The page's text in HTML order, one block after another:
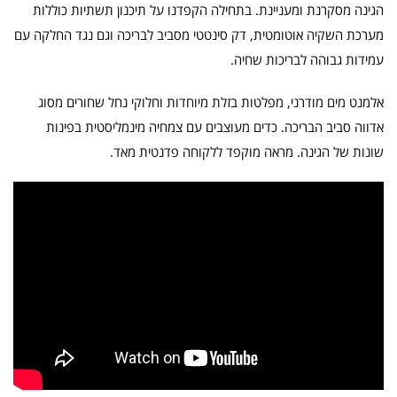
הגינה מסקרנת ומעניינת. בתחילה הקפדנו על תיכנון תשתיות כוללות
מערכת השקיה אוטומטית, דק סינטטי מסביב לבריכה וגם נגד החלקה עם
עמידות גבוהה לבריכות שחיה.
אלמנט מים מודרני, מפלטות בזלת מיוחדות וחלוקי נחל שחורים מסוג
אדווה סביב הבריכה. כדים מעוצבים עם צמחיה מינמליסטית בפינות
שונות של הגינה. מראה מוקפד ללקוחה פדנטית מאד.